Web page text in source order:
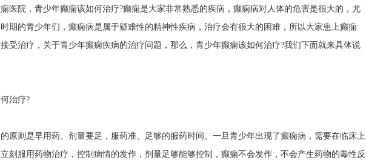
院，青少年癫痫该如何治疗?癫痫是大家非常熟悉的疾病，癫痫病对人体的危害是很大的，尤
期的青少年们，癫痫病是属于疑难性的精神性疾病，治疗会有很大的困难，所以大家患上癫痫
受治疗，关于青少年癫痫疾病的治疗问题，那么，青少年癫痫该如何治疗?我们下面就来具体说
治疗?
原则是早用药、剂量要足，服药准、足够的服药时间。一旦青少年出现了癫痫病，需要在临床上
刻服用药物治疗，控制病情的发作，剂量足够能够控制，癫痫不会发作，不会产生药物的毒性反